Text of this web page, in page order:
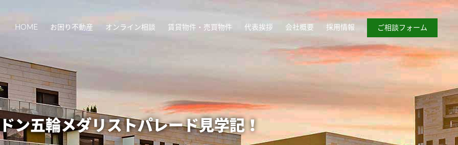
HOME お困り不動産 オンライン相談 賃貸物件・売買物件 代表挨拶 会社概要 採用情報 ご相談フォーム
ン五輪メダリストパレード見学記！